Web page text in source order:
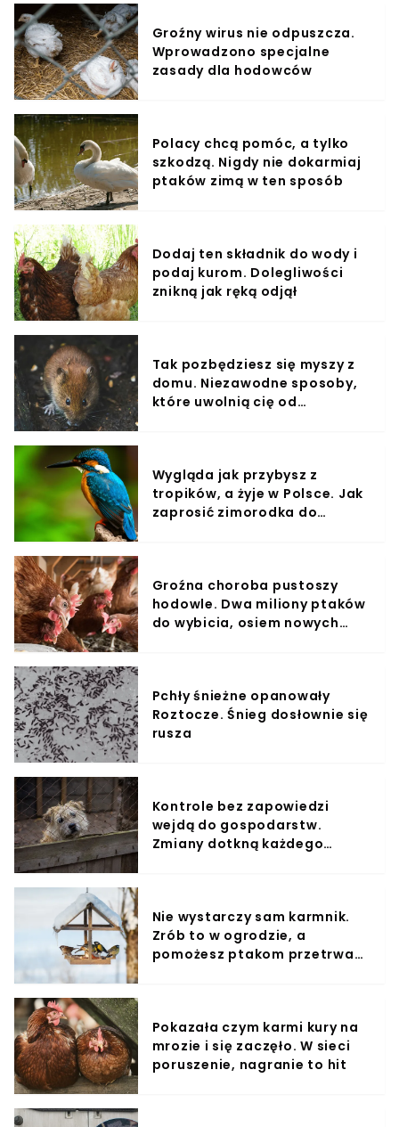
Groźny wirus nie odpuszcza.
Wprowadzono specjalne
zasady dla hodowców
Polacy chcą pomóc, a tylko
szkodzą. Nigdy nie dokarmiaj
ptaków zimą w ten sposób
Dodaj ten składnik do wody i
podaj kurom. Dolegliwości
znikną jak ręką odjął
Tak pozbędziesz się myszy z
domu. Niezawodne sposoby,
które uwolnią cię od
Wygląda jak przybysz z
tropików, a żyje w Polsce. Jak
zaprosić zimorodka do
Groźna choroba pustoszy
hodowle. Dwa miliony ptaków
do wybicia, osiem nowych
Pchły śnieżne opanowały
Roztocze. Śnieg dosłownie się
rusza
Kontrole bez zapowiedzi
wejdą do gospodarstw.
Zmiany dotkną każdego
Nie wystarczy sam karmnik.
Zrób to w ogrodzie, a
pomożesz ptakom przetrwać
Pokazała czym karmi kury na
mrozie i się zaczęło. W sieci
poruszenie, nagranie to hit